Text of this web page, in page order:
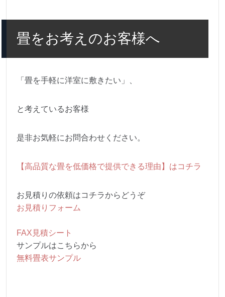
畳をお考えのお客様へ
「畳を手軽に洋室に敷きたい」、
と考えているお客様
是非お気軽にお問合わせください。
【高品質な畳を低価格で提供できる理由】はコチラ
お見積りの依頼はコチラからどうぞ
お見積りフォーム
FAX見積シート
サンプルはこちらから
無料畳表サンプル